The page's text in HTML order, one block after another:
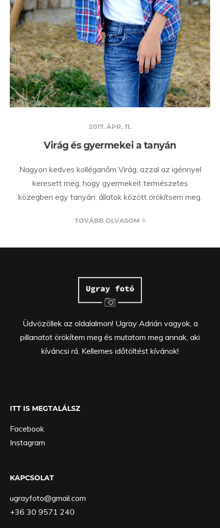
2017. ÁPR. 11.
Virág és gyermekei a tanyán
Nagyon kedves kolléganőm Virág, azzal az igénnyel
keresett meg, hogy gyermekeit természetes
közegben egy tanyán, állatok között örökítsem meg.
TOVÁBB OLVASOM
Üdvözöllek az oldalalmon! Ugray Adrián vagyok, a
pillanatot örökítem meg és mutatom meg annak, aki
kíváncsi rá. Kellemes időtöltést kívánok!
ITT IS MEGTALÁLSZ
Facebook
Instagram
KAPCSOLAT
ugrayfoto@gmail.com
+36 30 9571 240